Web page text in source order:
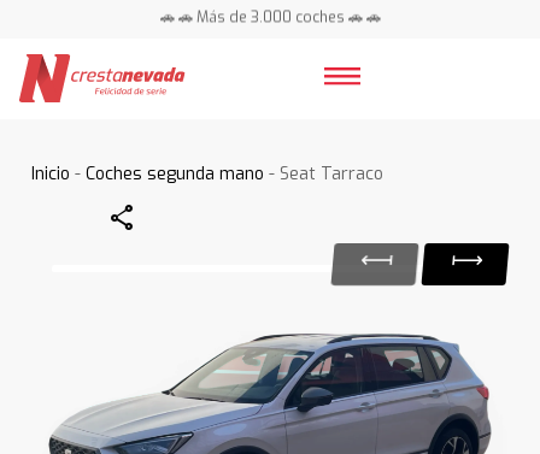
🚗 🚗 Más de 3.000 coches 🚗 🚗
Inicio -Coches segunda mano - Seat Tarraco
Share